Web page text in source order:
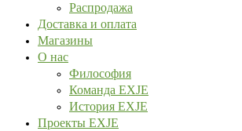
Распродажа
Доставка и оплата
Магазины
О нас
Философия
Команда EXJE
История EXJE
Проекты EXJE